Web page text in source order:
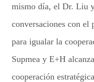
mismo día, el Dr. Liu
conversaciones con el
para igualar la
Supmea y E+H
cooperación